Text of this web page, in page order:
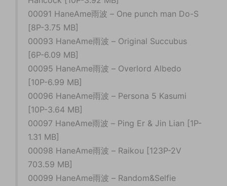
00091 HaneAme雨波 – One punch man Do-S
[8P-3.75 MB]
00093 HaneAme雨波 – Original Succubus
[6P-6.09 MB]
00095 HaneAme雨波 – Overlord Albedo
[10P-6.99 MB]
00096 HaneAme雨波 – Persona 5 Kasumi
[10P-3.64 MB]
00097 HaneAme雨波 – Ping Er & Jin Lian [1P-
1.31 MB]
00098 HaneAme雨波 – Raikou [123P-2V
703.59 MB]
00099 HaneAme雨波 – Random&Selfie